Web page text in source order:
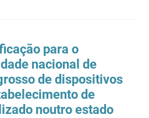
para o
nacional de
de dispositivos
de
noutro estado